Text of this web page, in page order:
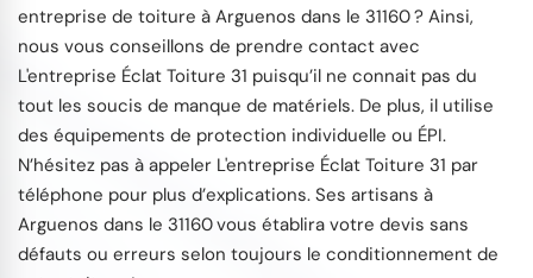
entreprise de toiture à Arguenos dans le 31160 ? Ainsi,
nous vous conseillons de prendre contact avec
L'entreprise Éclat Toiture 31 puisqu’il ne connait pas du
tout les soucis de manque de matériels. De plus, il utilise
des équipements de protection individuelle ou ÉPI.
N’hésitez pas à appeler L'entreprise Éclat Toiture 31 par
téléphone pour plus d’explications. Ses artisans à
Arguenos dans le 31160 vous établira votre devis sans
défauts ou erreurs selon toujours le conditionnement de